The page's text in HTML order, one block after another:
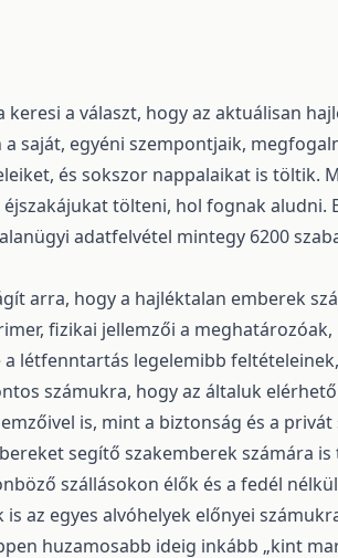
keresi a választ, hogy az aktuálisan
saját, egyéni szempontjaik,
és sokszor nappalaikat is töltik.
tölteni, hol fognak aludni.
adatfelvétel mintegy 6200
arra, hogy a hajléktalan emberek
fizikai jellemzői a
a létfenntartás legelemibb
számukra, hogy az általuk
is, mint a biztonság és a
segítő szakemberek számára
szállásokon élők és a fedél
is az egyes alvóhelyek előnyei
huzamosabb ideig inkább „kint